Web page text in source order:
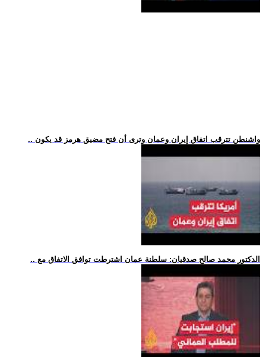
.. واشنطن تترقب اتفاق إيران وعمان وترى أن فتح مضيق هرمز قد يكون
.. الدكتور محمد صالح صدقيان: سلطنة عمان اشترطت توافق الاتفاق مع